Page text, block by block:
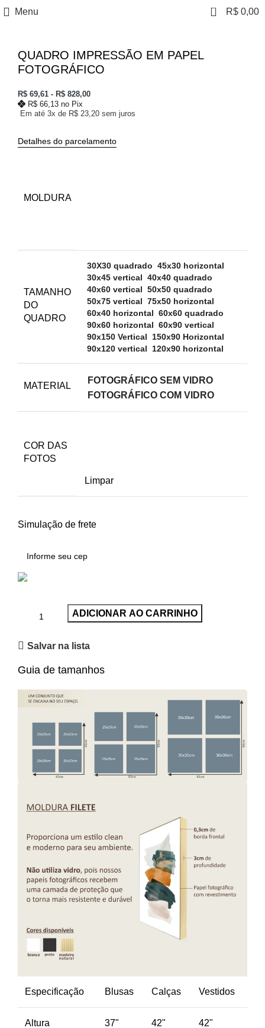
Menu 0 R$ 0,00
QUADRO IMPRESSÃO EM PAPEL
FOTOGRÁFICO
R$ 69,61 - R$ 828,00
Em até 3x de R$ 23,20 sem juros
R$ 66,13 no Pix
Detalhes do parcelamento
MOLDURA
TAMANHO
DO
QUADRO
30X30 quadrado 45x30 horizontal
30x45 vertical 40x40 quadrado
40x60 vertical 50x50 quadrado
50x75 vertical 75x50 horizontal
60x40 horizontal 60x60 quadrado
90x60 horizontal 60x90 vertical
90x150 Vertical 150x90 Horizontal
90x120 vertical 120x90 horizontal
MATERIAL
FOTOGRÁFICO SEM VIDRO
FOTOGRÁFICO COM VIDRO
COR DAS
FOTOS
Limpar
Simulação de frete
ADICIONAR AO CARRINHO
Salvar na lista
Guia de tamanhos
Especificação Blusas Calças Vestidos
Altura 37" 42" 42"